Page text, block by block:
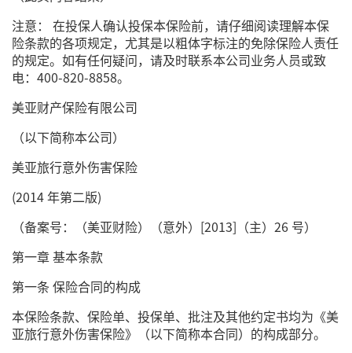
注意： 在投保人确认投保本保险前，请仔细阅读理解本保
险条款的各项规定，尤其是以粗体字标注的免除保险人责任
的规定。如有任何疑问，请及时联系本公司业务人员或致
电：400-820-8858。
美亚财产保险有限公司
（以下简称本公司）
美亚旅行意外伤害保险
(2014 年第二版)
（备案号：（美亚财险）（意外）[2013]（主）26 号）
第一章 基本条款
第一条 保险合同的构成
本保险条款、保险单、投保单、批注及其他约定书均为《美
亚旅行意外伤害保险》（以下简称本合同）的构成部分。